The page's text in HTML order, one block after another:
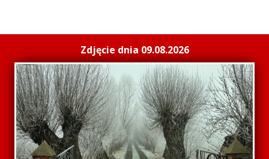
Zdjęcie dnia 09.08.2026